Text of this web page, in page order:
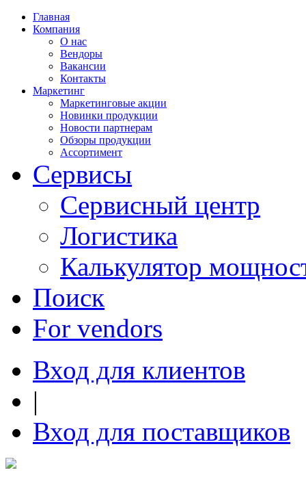
Главная
Компания
О нас
Вендоры
Вакансии
Контакты
Маркетинг
Маркетинговые акции
Новинки продукции
Новости партнерам
Обзоры продукции
Ассортимент
Сервисы
Сервисный центр
Логистика
Калькулятор
Поиск
For vendors
Вход для клиентов
|
Вход для поставщиков